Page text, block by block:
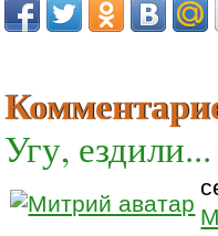
Угу, ездили...